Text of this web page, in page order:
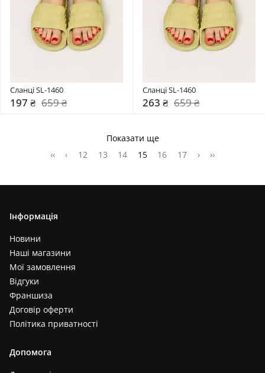
Сланці SL-1460
197 ₴ 659 ₴
Сланці SL-1460
263 ₴ 659 ₴
Показати ще
‹‹
‹ 12 13 14 15 16 17 › ››
Інформація
Новини
Наші магазини
Мої замовлення
Відгуки
Франшиза
Договір оферти
Політика приватності
Допомога